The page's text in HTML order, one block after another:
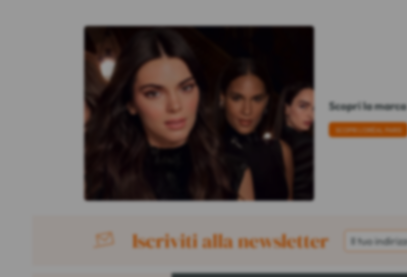
Scopri la marca
SCOPRI L'ORÉAL PARIS
Iscriviti alla newsletter